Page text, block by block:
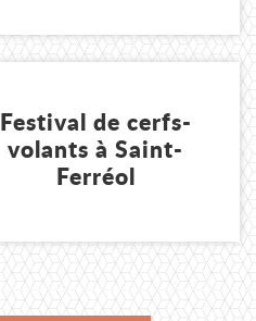
Festival de cerfs-
volants à Saint-
Ferréol